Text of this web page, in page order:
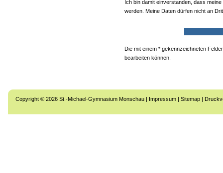
Ich bin damit einverstanden, dass
werden. Meine Daten dürfen nicht an
Die mit einem * gekennzeichneten
bearbeiten können.
Copyright © 2026 St.-Michael-Gymnasium Monschau | Impressum | Sitemap |